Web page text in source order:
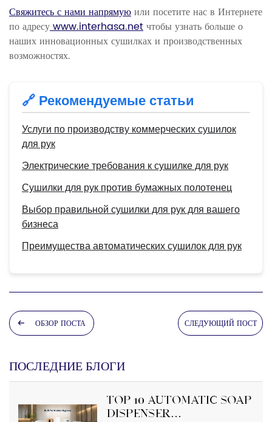
Свяжитесь с нами напрямуюили посетите нас в Интернете
по адресуwww.interhasa.netчтобы узнать больше о
наших инновационных сушилках и производственных
возможностях.
🔗 Рекомендуемые статьи
Услуги по производству коммерческих сушилок
для рук
Электрические требования к сушилке для рук
Сушилки для рук против бумажных полотенец
Выбор правильной сушилки для рук для вашего
бизнеса
Преимущества автоматических сушилок для рук
ОБЗОР ПОСТА СЛЕДУЮЩИЙ ПОСТ
ПОСЛЕДНИЕ БЛОГИ
Top 10 Automatic Soap
Dispenser